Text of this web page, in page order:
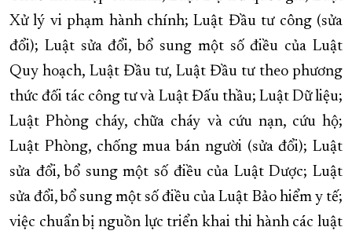
Xử lý vi phạm hành chính; Luật Đầu tư công (sửa
đổi); Luật sửa đổi, bổ sung một số điều của Luật
Quy hoạch, Luật Đầu tư, Luật Đầu tư theo phương
thức đối tác công tư và Luật Đấu thầu; Luật Dữ liệu;
Luật Phòng cháy, chữa cháy và cứu nạn, cứu hộ;
Luật Phòng, chống mua bán người (sửa đổi); Luật
sửa đổi, bổ sung một số điều của Luật Dược; Luật
sửa đổi, bổ sung một số điều của Luật Bảo hiểm y tế;
việc chuẩn bị nguồn lực triển khai thi hành các luật